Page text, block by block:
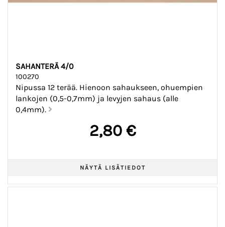
SAHANTERÄ 4/0
100270
Nipussa 12 terää. Hienoon sahaukseen, ohuempien
lankojen (0,5-0,7mm) ja levyjen sahaus (alle
0,4mm).
2,80 €